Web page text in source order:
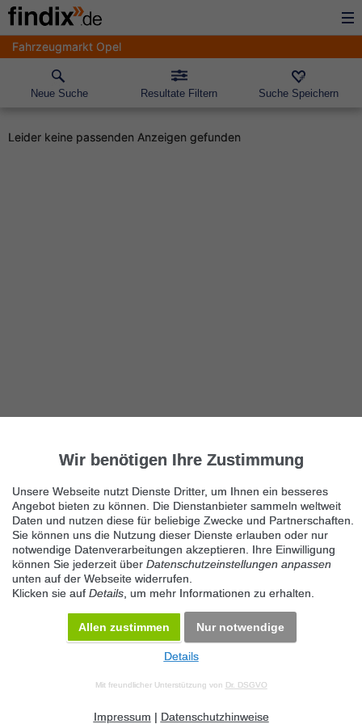
Fahrzeugmarkt Opel
Neue Suche Resultate Filtern Suche Speichern
Leider keine passenden Anzeigen gefunden
Datenschutz Impressum Kontakt Datenschutz anpassen Desktop Version
Wir benötigen Ihre Zustimmung
Unsere Webseite nutzt Dienste Dritter, um Ihnen ein besseres
Angebot bieten zu können. Die Dienstanbieter sammeln weltweit
Daten und nutzen diese für beliebige Zwecke und Partnerschaften.
Sie können uns die Nutzung dieser Dienste erlauben oder nur
notwendige Datenverarbeitungen akzeptieren. Ihre Einwilligung
können Sie jederzeit über Datenschutzeinstellungen anpassen
unten auf der Webseite widerrufen.
Klicken sie auf Details , um mehr Informationen zu erhalten.
Allen zustimmen Nur notwendige
Details
Mit freundlicher Unterstützung von Dr. DSGVO
Impressum | Datenschutzhinweise